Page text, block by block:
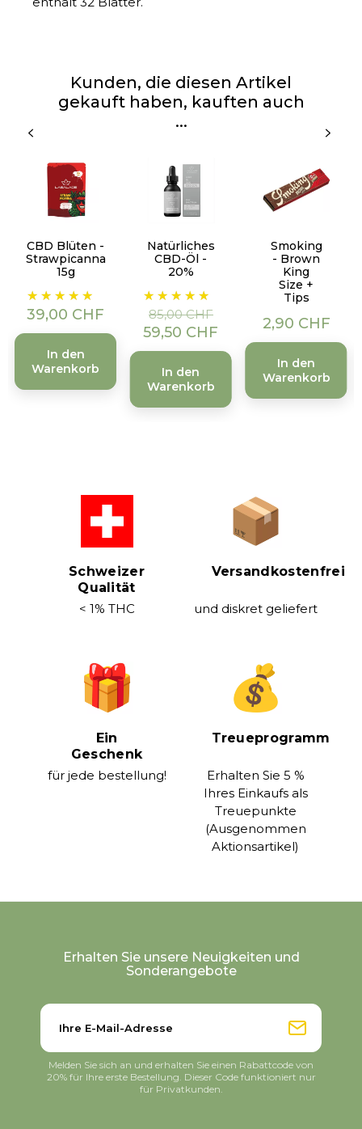
Kunden, die diesen Artikel
gekauft haben, kauften auch
...
CBD Blüten -
Strawpicanna
15g
Preis
39,00 CHF
In den
Warenkorb
Natürliches
CBD-Öl -
20%
Verkaufspreis
85,00 CHF
Preis
59,50 CHF
In den
Warenkorb
Smoking
- Brown
King
Size +
Tips
Preis
2,90 CHF
In den
Warenkorb
Schweizer
Qualität
< 1% THC
Versandkostenfrei
und diskret geliefert
Ein
Geschenk
für jede bestellung!
Treueprogramm
Erhalten Sie 5 %
Ihres Einkaufs als
Treuepunkte
(Ausgenommen
Aktionsartikel)
Erhalten Sie unsere Neuigkeiten und
Sonderangebote
Melden Sie sich an und erhalten Sie einen Rabattcode von
20% für Ihre erste Bestellung. Dieser Code funktioniert nur
für Privatkunden.